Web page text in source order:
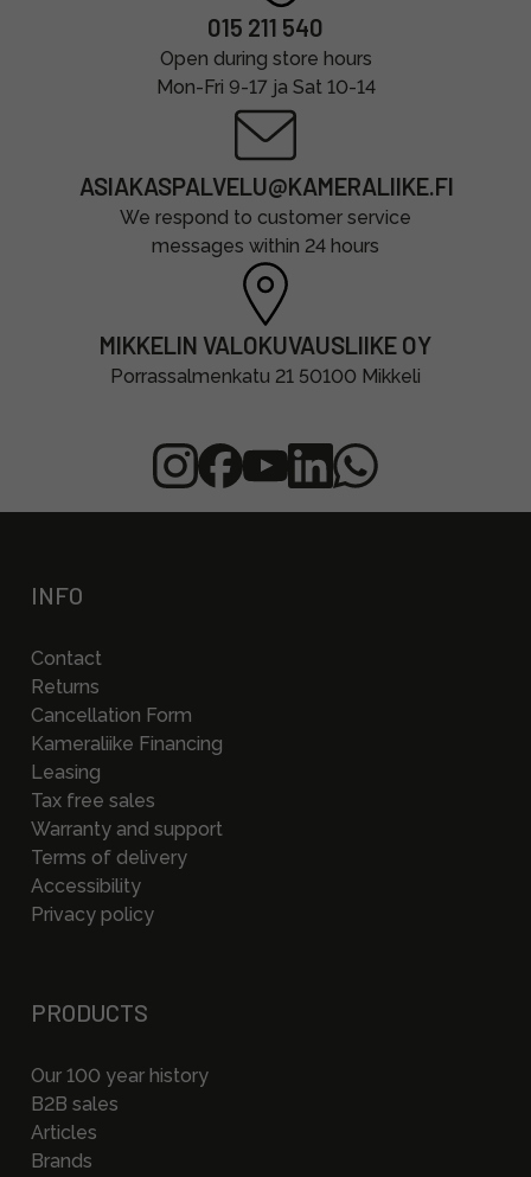
015 211 540
Open during store hours
Mon-Fri 9-17 ja Sat 10-14
ASIAKASPALVELU@KAMERALIIKE.FI
We respond to customer service
messages within 24 hours
MIKKELIN VALOKUVAUSLIIKE OY
Porrassalmenkatu 21 50100 Mikkeli
INFO
Contact
Returns
Cancellation Form
Kameraliike Financing
Leasing
Tax free sales
Warranty and support
Terms of delivery
Accessibility
Privacy policy
PRODUCTS
Our 100 year history
B2B sales
Articles
Brands